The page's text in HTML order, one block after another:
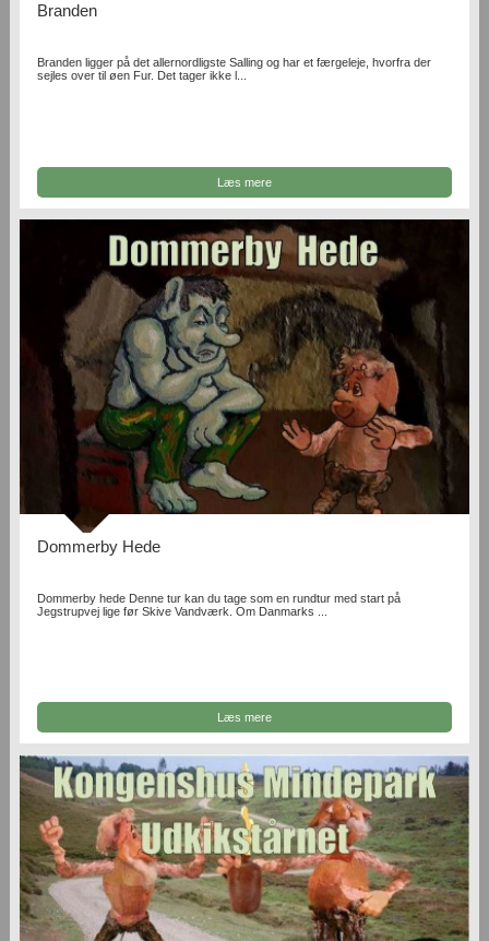
Branden
Branden ligger på det allernordligste Salling og har et færgeleje, hvorfra der
sejles over til øen Fur. Det tager ikke l...
Læs mere
Dommerby Hede
Dommerby hede Denne tur kan du tage som en rundtur med start på
Jegstrupvej lige før Skive Vandværk. Om Danmarks ...
Læs mere